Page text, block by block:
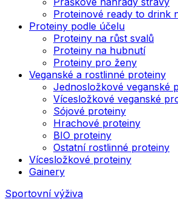
Proteinové ready to drink
Proteiny podle účelu
Proteiny na růst svalů
Proteiny na hubnutí
Proteiny pro ženy
Veganské a rostlinné proteiny
Jednosložkové veganské
Vícesložkové veganské
Sójové proteiny
Hrachové proteiny
BIO proteiny
Ostatní rostlinné proteiny
Vícesložkové proteiny
Gainery
Sportovní výživa